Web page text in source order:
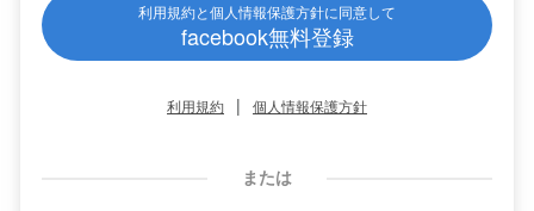
利用規約と個人情報保護方針に同意して
facebook無料登録
利用規約 | 個人情報保護方針
または